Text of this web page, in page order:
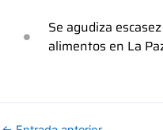
Se agudiza
alimentos en La